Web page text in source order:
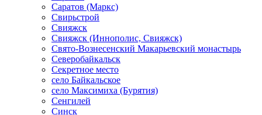
Саратов (Маркс)
Свирьстрой
Свияжск
Свияжск (Иннополис, Свияжск)
Свято-Вознесенский Макарьевский монастырь
Северобайкальск
Секретное место
село Байкальское
село Максимиха (Бурятия)
Сенгилей
Синск